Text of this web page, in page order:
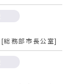
総務部市長公室